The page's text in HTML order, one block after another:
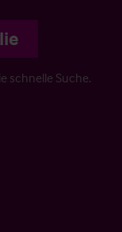
schnelle Suche.